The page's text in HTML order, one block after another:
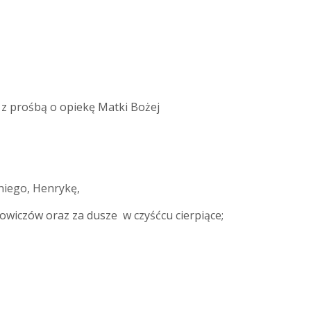
z prośbą o opiekę Matki Bożej
Henrykę,
oraz za dusze w czyśćcu cierpiące;